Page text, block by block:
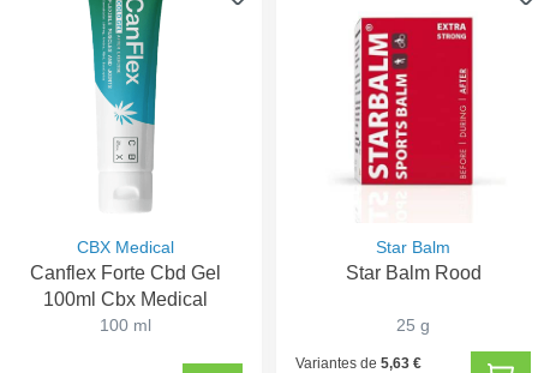
CBX Medical
Canflex Forte Cbd Gel
100ml Cbx Medical
100 ml
Star Balm
Star Balm Rood
25 g
Variantes de5,63 €